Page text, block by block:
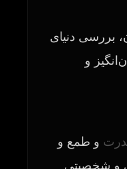
بررسی دنیای
و
و طمع و
و شخصیتی